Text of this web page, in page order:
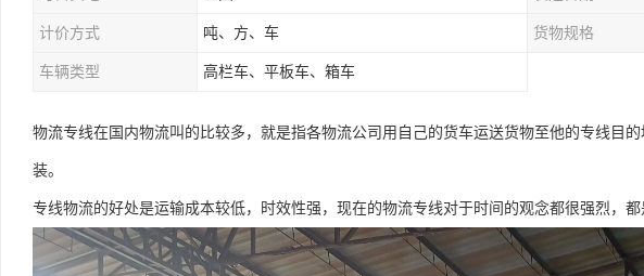
计价方式 吨、方、车 货物规格
车辆类型 高栏车、平板车、箱车
物流专线在国内物流叫的比较多，就是指各物流公司用自己的货车运送货物至他的专线目
装。
专线物流的好处是运输成本较低，时效性强，现在的物流专线对于时间的观念都很强烈，都